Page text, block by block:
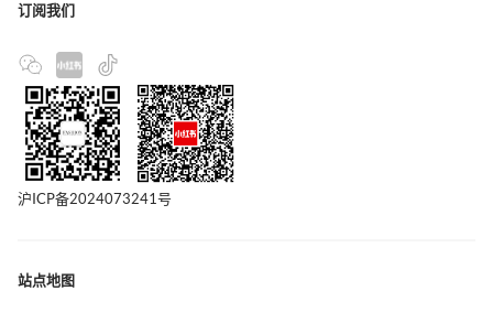
订阅我们
沪ICP备2024073241号
站点地图